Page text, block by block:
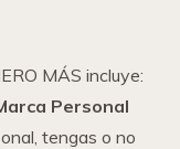
MÁS incluye:
Personal
tengas o no